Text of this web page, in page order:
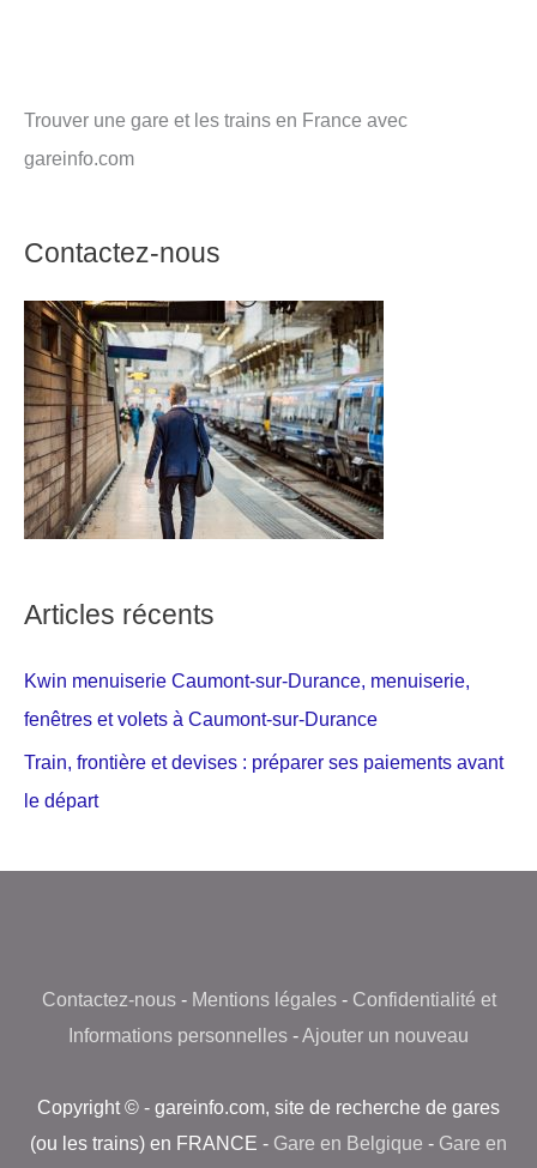
Trouver une gare et les trains en France avec
gareinfo.com
Contactez-nous
Articles récents
Kwin menuiserie Caumont-sur-Durance, menuiserie,
fenêtres et volets à Caumont-sur-Durance
Train, frontière et devises : préparer ses paiements avant
le départ
Contactez-nous- Mentions légales- Confidentialité et
Informations personnelles -Ajouter un nouveau
Copyright © - gareinfo.com, site de recherche de gares
(ou les trains) en FRANCE - Gare en Belgique - Gare en